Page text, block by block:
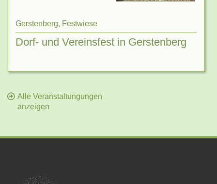
Gerstenberg, Festwiese
Dorf- und Vereinsfest in Gerstenberg
Alle Veranstaltungungen
anzeigen